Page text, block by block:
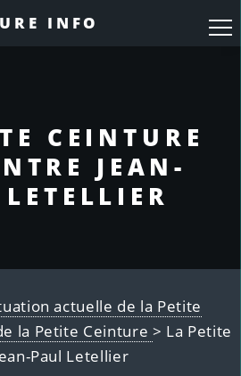
INFO
CEINTURE
JEAN-
actuelle de la Petite
la Petite Ceinture > La Petite
Paul Letellier